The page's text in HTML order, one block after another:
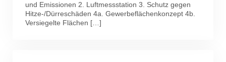
und Emissionen 2. Luftmessstation 3. Schutz gegen
Hitze-/Dürreschäden 4a. Gewerbeflächenkonzept 4b.
Versiegelte Flächen […]